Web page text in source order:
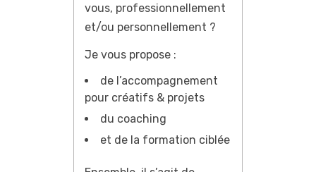
vous, professionnellement
et/ou personnellement ?
Je vous propose :
de l’accompagnement
pour créatifs & projets
du coaching
et de la formation ciblée